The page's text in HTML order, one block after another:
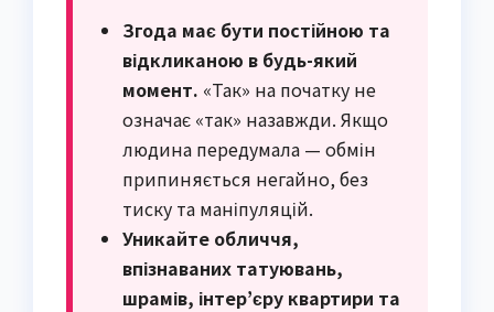
Згода має бути постійною та
відкликаною в будь-який
момент. «Так» на початку не
означає «так» назавжди. Якщо
людина передумала — обмін
припиняється негайно, без
тиску та маніпуляцій.
Уникайте обличчя,
впізнаваних татуювань,
шрамів, інтер’єру квартири та